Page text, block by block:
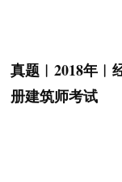
真题︱2018年︱
册建筑师考试